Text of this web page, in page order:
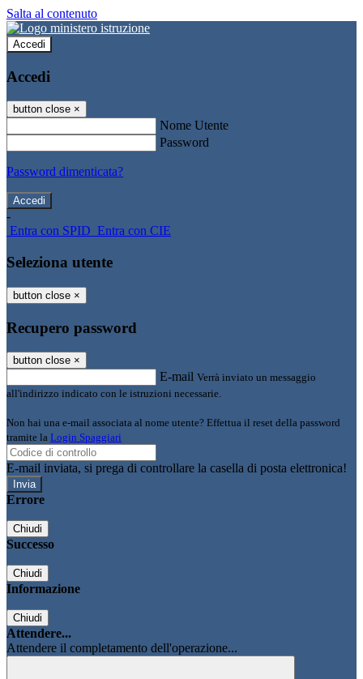
Salta al contenuto
Accedi
Accedi
button close ×
Nome Utente
Password
Password dimenticata?
-
Entra con SPID Entra con CIE
Seleziona utente
button close ×
Recupero password
button close ×
E-mail Verrà inviato un messaggio
all'indirizzo indicato con le istruzioni necessarie.
Non hai una e-mail associata al nome utente? Effettua il reset della password
tramite la Login Spaggiari
E-mail inviata, si prega di controllare la casella di posta elettronica!
Errore
Chiudi
Successo
Chiudi
Informazione
Chiudi
Attendere...
Attendere il completamento dell'operazione...